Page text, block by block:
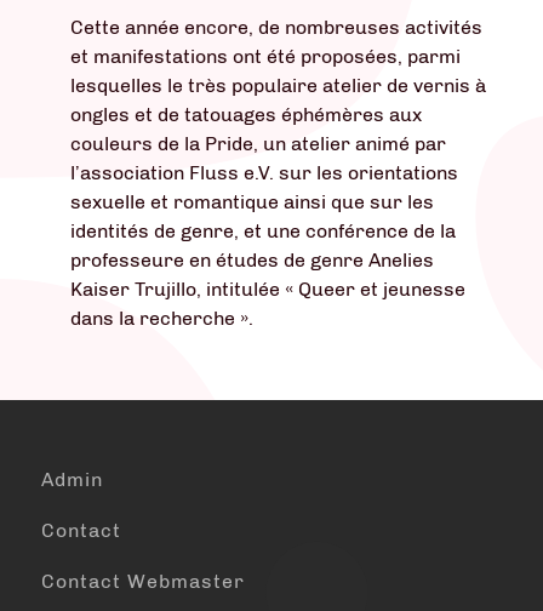
Cette année encore, de nombreuses activités
et manifestations ont été proposées, parmi
lesquelles le très populaire atelier de vernis à
ongles et de tatouages éphémères aux
couleurs de la Pride, un atelier animé par
l’association Fluss e.V. sur les orientations
sexuelle et romantique ainsi que sur les
identités de genre, et une conférence de la
professeure en études de genre Anelies
Kaiser Trujillo, intitulée « Queer et jeunesse
dans la recherche ».
Admin
Contact
Contact Webmaster